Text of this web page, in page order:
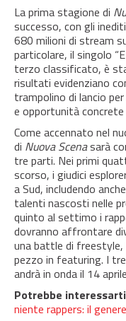
La prima stagione di
successo, con gli
680 milioni di stream
particolare, il singolo
terzo classificato, è
risultati evidenziano
trampolino di lancio
e opportunità
Come accennato nel
di Nuova Scenasarà
tre parti. Nei primi
scorso, i giudici
a Sud, includendo
talenti nascosti nelle
quinto al settimo i
dovranno affrontare
una battle di freestyle,
pezzo in featuring. I
andrà in onda il 14
Potrebbe
niente rappers: il